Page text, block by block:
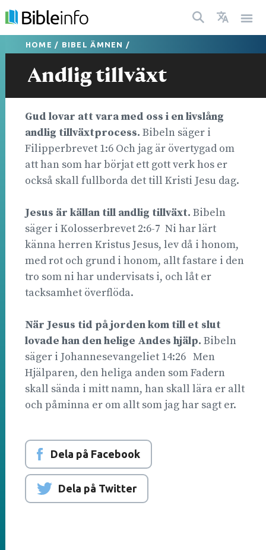
HOME / BIBEL ÄMNEN /
Andlig tillväxt
Gud lovar att vara med oss i en livslång
andlig tillväxtprocess. Bibeln säger i
Filipperbrevet 1:6 Och jag är övertygad om
att han som har börjat ett gott verk hos er
också skall fullborda det till Kristi Jesu dag.
Jesus är källan till andlig tillväxt. Bibeln
säger i Kolosserbrevet 2:6-7 Ni har lärt
känna herren Kristus Jesus, lev då i honom,
med rot och grund i honom, allt fastare i den
tro som ni har undervisats i, och låt er
tacksamhet överflöda.
När Jesus tid på jorden kom till et slut
lovade han den helige Andes hjälp. Bibeln
säger i Johannesevangeliet 14:26 Men
Hjälparen, den heliga anden som Fadern
skall sända i mitt namn, han skall lära er allt
och påminna er om allt som jag har sagt er.
Dela på Facebook
Dela på Twitter